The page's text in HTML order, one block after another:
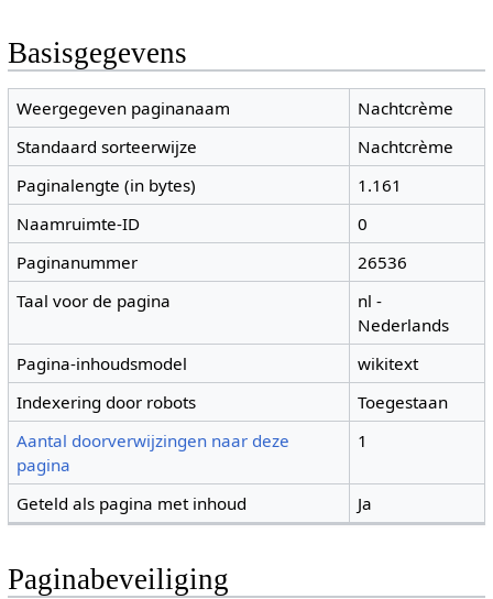
Basisgegevens
Weergegeven paginanaam
Nachtcrème
Standaard sorteerwijze
Nachtcrème
Paginalengte (in bytes)
1.161
Naamruimte-ID
0
Paginanummer
26536
Taal voor de pagina
nl -
Nederlands
Pagina-inhoudsmodel
wikitext
Indexering door robots
Toegestaan
Aantal doorverwijzingen naar deze
pagina
1
Geteld als pagina met inhoud Ja
Paginabeveiliging